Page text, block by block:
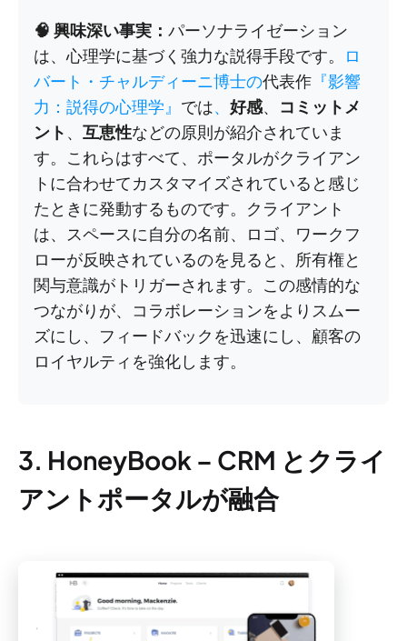
🧠 興味深い事実： パーソナライゼーション
は、心理学に基づく強力な説得手段です。
ロ
バート・チャルディーニ博士の代表作 『影響
力：説得の心理学』 では、 好感、 コミットメ
ント 、 互恵性などの原則が紹介されていま
す。これらはすべて、ポータルがクライアン
トに合わせてカスタマイズされていると感じ
たときに発動するものです。クライアント
は、スペースに自分の名前、ロゴ、ワークフ
ローが反映されているのを見ると、所有権と
関与意識がトリガーされます。この感情的な
つながりが、コラボレーションをよりスムー
ズにし、フィードバックを迅速にし、顧客の
ロイヤルティを強化します。
3. HoneyBook – CRM とクライ
アントポータルが融合